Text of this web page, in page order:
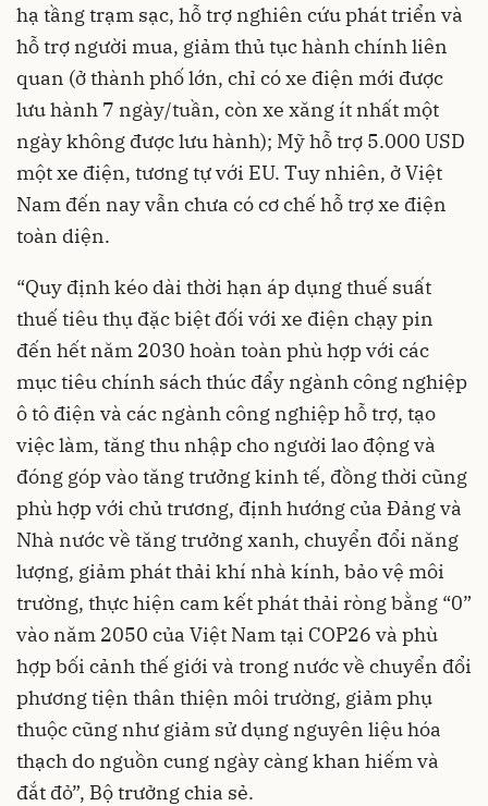
hạ tầng trạm sạc, hỗ trợ nghiên cứu phát triển và
hỗ trợ người mua, giảm thủ tục hành chính liên
quan (ở thành phố lớn, chỉ có xe điện mới được
lưu hành 7 ngày/tuần, còn xe xăng ít nhất một
ngày không được lưu hành); Mỹ hỗ trợ 5.000 USD
một xe điện, tương tự với EU. Tuy nhiên, ở Việt
Nam đến nay vẫn chưa có cơ chế hỗ trợ xe điện
toàn diện.
“Quy định kéo dài thời hạn áp dụng thuế suất
thuế tiêu thụ đặc biệt đối với xe điện chạy pin
đến hết năm 2030 hoàn toàn phù hợp với các
mục tiêu chính sách thúc đẩy ngành công nghiệp
ô tô điện và các ngành công nghiệp hỗ trợ, tạo
việc làm, tăng thu nhập cho người lao động và
đóng góp vào tăng trưởng kinh tế, đồng thời cũng
phù hợp với chủ trương, định hướng của Đảng và
Nhà nước về tăng trưởng xanh, chuyển đổi năng
lượng, giảm phát thải khí nhà kính, bảo vệ môi
trường, thực hiện cam kết phát thải ròng bằng “0”
vào năm 2050 của Việt Nam tại COP26 và phù
hợp bối cảnh thế giới và trong nước về chuyển đổi
phương tiện thân thiện môi trường, giảm phụ
thuộc cũng như giảm sử dụng nguyên liệu hóa
thạch do nguồn cung ngày càng khan hiếm và
đắt đỏ”, Bộ trưởng chia sẻ.